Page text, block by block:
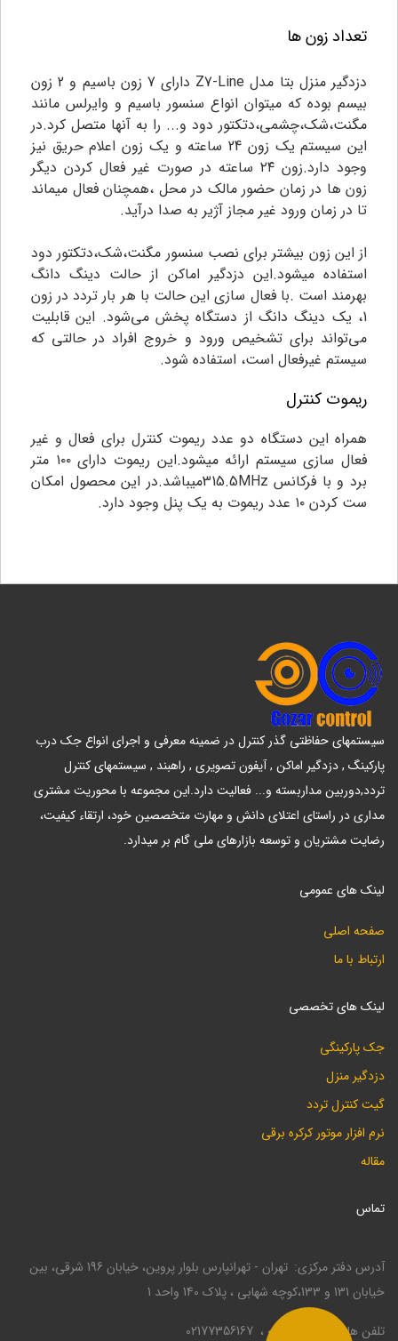
تعداد زون ها
دزدگیر منزل بتا مدل Z7-Line
دارای 7 زون باسیم و 2 زون
بیسم بوده که میتوان انواع سنسور باسیم و وایرلس مانند
مگنت،شک،چشمی،دتکتور دود و... را به آنها متصل کرد.در
این سیستم یک زون 24 ساعته و یک زون اعلام حریق نیز
وجود دارد.زون ۲۴ ساعته در صورت غیر فعال کردن دیگر
زون ها در زمان حضور مالک در محل ،همچنان فعال میماند
تا در زمان ورود غیر مجاز آژیر به صدا درآید.
از این زون بیشتر برای نصب سنسور مگنت،شک،دتکتور دود
استفاده میشود.این دزدگیر اماکن از حالت دینگ دانگ
بهرمند است .با فعال سازی این حالت با هر بار تردد در زون
1، یک دینگ دانگ از دستگاه پخش می‌شود. این قابلیت
می‌تواند برای تشخیص ورود و خروج افراد در حالتی که
سیستم غیرفعال است، استفاده شود.
ریموت کنترل
همراه این دستگاه دو عدد ریموت کنترل برای فعال و غیر
فعال سازی سیستم ارائه میشود.این ریموت دارای ۱۰۰ متر
برد و با فرکانس 315.5MHzمیباشد.در این محصول امکان
ست کردن ۱۰ عدد ریموت به یک پنل وجود دارد.
سیستمهای حفاظتی گذر کنترل در ضمینه معرفی و اجرای انواع جک درب
پارکینگ , دزدگیر اماکن , آیفون تصویری , راهبند , سیستمهای کنترل
تردد,دوربین مداربسته و... فعالیت دارد.این مجموعه با محوریت مشتری
مداری در راستای اعتلای دانش و مهارت متخصصین خود، ارتقاء کیفیت،
رضایت مشتریان و توسعه بازارهای ملی گام بر میدارد.
لینک های عمومی
صفحه اصلی
ارتباط با ما
لینک های تخصصی
جک پارکینگی
دزدگیر منزل
گیت کنترل تردد
نرم افزار موتور کرکره برقی
مقاله
تماس
آدرس دفتر مرکزی
تهران - تهرانپارس بلوار پروین، خیابان 196 شرقی، بین
خیابان 131 و 133،کوچه شهابی ، پلاک 140 واحد 1
تلفن ها
02177330946
02177356167